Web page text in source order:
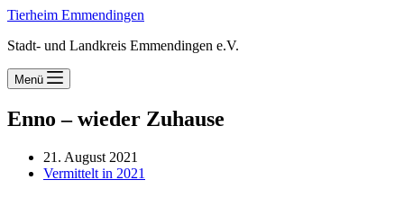
Tierheim Emmendingen
Stadt- und Landkreis Emmendingen e.V.
Menü
Enno – wieder Zuhause
21. August 2021
Vermittelt in 2021